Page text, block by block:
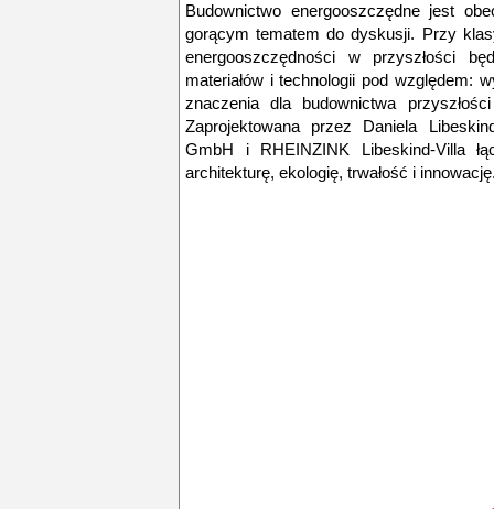
Budownictwo energooszczędne jest
gorącym tematem do dyskusji. Przy
energooszczędności w przyszłości
materiałów i technologii pod względem:
znaczenia dla budownictwa
Zaprojektowana przez Daniela
GmbH i RHEINZINK Libeskind-Villa
architekturę, ekologię, trwałość i